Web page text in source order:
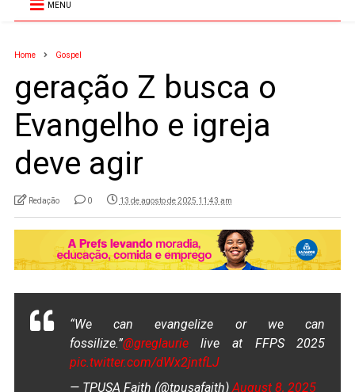
MENU
Home Gospel
geração Z busca o
Evangelho e igreja
deve agir
Redação 0 13 de agosto de 2025 11:43 am
“We can evangelize or we can
fossilize.”@greglaurielive at FFPS 2025
pic.twitter.com/dWx2jntfLJ
— TPUSA Faith (@tpusafaith)August 8, 2025